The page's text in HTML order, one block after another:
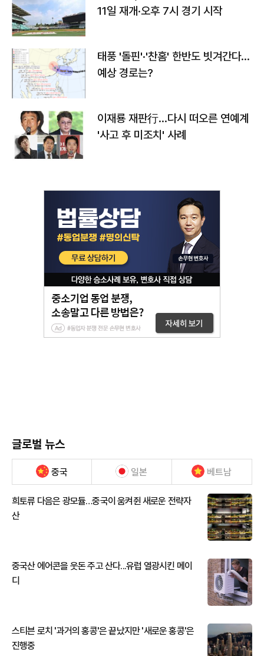
11일 재개·오후 7시 경기 시작
태풍 '돌핀'·'찬홈' 한반도 빗겨간다…
예상 경로는?
이재룡 재판行…다시 떠오른 연예계
'사고 후 미조치' 사례
글로벌 뉴스
중국 일본 베트남
희토류 다음은 광모듈…중국이 움켜쥔 새로운 전략자
산
중국산 에어콘을 웃돈 주고 산다...유럽 열광시킨 메이
디
스티븐 로치 '과거의 홍콩'은 끝났지만 '새로운 홍콩'은
진행중